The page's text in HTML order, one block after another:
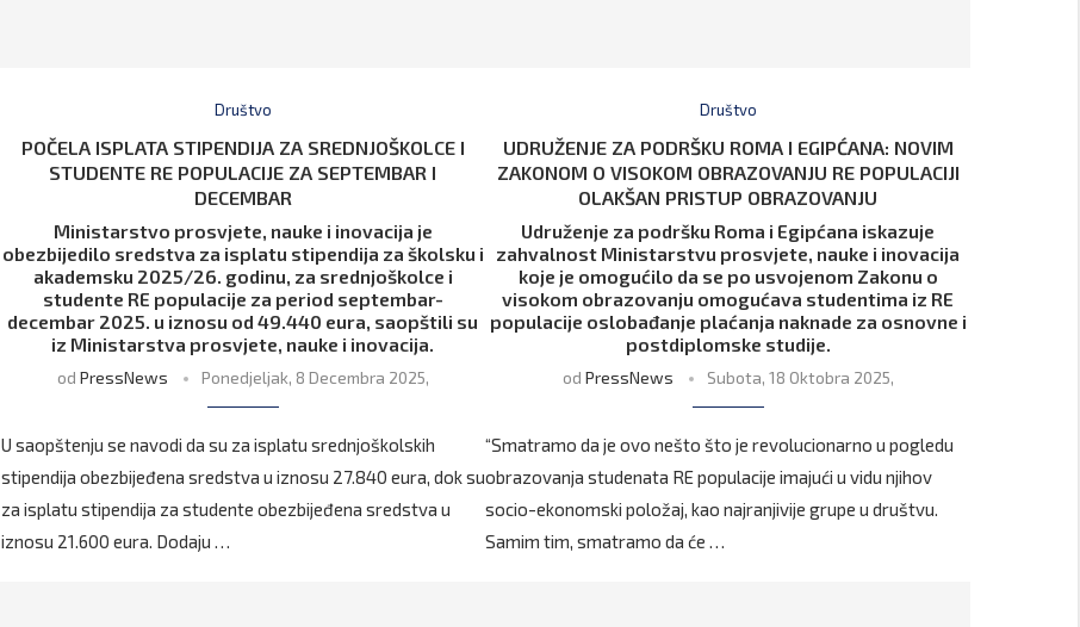
Društvo
POČELA ISPLATA STIPENDIJA ZA SREDNJOŠKOLCE I
STUDENTE RE POPULACIJE ZA SEPTEMBAR I
DECEMBAR
Ministarstvo prosvjete, nauke i inovacija je
obezbijedilo sredstva za isplatu stipendija za školsku i
akademsku 2025/26. godinu, za srednjoškolce i
studente RE populacije za period septembar-
decembar 2025. u iznosu od 49.440 eura, saopštili su
iz Ministarstva prosvjete, nauke i inovacija.
od PressNews Ponedjeljak, 8 Decembra 2025,
U saopštenju se navodi da su za isplatu srednjoškolskih
stipendija obezbijeđena sredstva u iznosu 27.840 eura, dok su
za isplatu stipendija za studente obezbijeđena sredstva u
iznosu 21.600 eura. Dodaju …
Društvo
UDRUŽENJE ZA PODRŠKU ROMA I EGIPĆANA: NOVIM
ZAKONOM O VISOKOM OBRAZOVANJU RE POPULACIJI
OLAKŠAN PRISTUP OBRAZOVANJU
Udruženje za podršku Roma i Egipćana iskazuje
zahvalnost Ministarstvu prosvjete, nauke i inovacija
koje je omogućilo da se po usvojenom Zakonu o
visokom obrazovanju omogućava studentima iz RE
populacije oslobađanje plaćanja naknade za osnovne i
postdiplomske studije.
od PressNews Subota, 18 Oktobra 2025,
“Smatramo da je ovo nešto što je revolucionarno u pogledu
obrazovanja studenata RE populacije imajući u vidu njihov
socio-ekonomski položaj, kao najranjivije grupe u društvu.
Samim tim, smatramo da će …